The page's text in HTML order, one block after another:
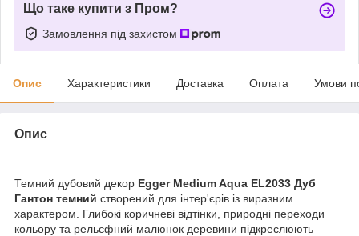
Що таке купити з Пром?
Замовлення під захистом
Опис Характеристики Доставка Оплата Умови
Опис
Темний дубовий декор Egger Medium Aqua EL2033 Дуб
Гантон темний створений для інтер'єрів із виразним
характером. Глибокі коричневі відтінки, природні переходи
кольору та рельєфний малюнок деревини підкреслюють